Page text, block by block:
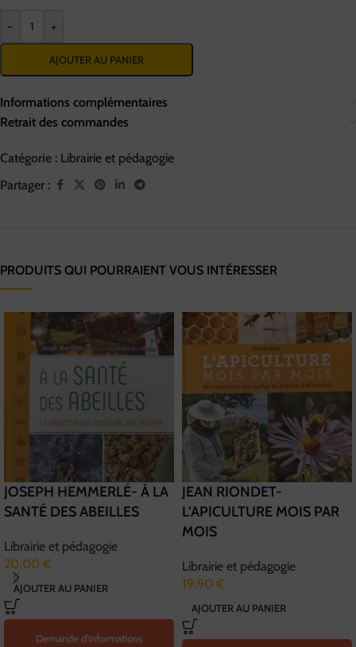
- +
AJOUTER AU PANIER
Informations complémentaires
Retrait des commandes
Catégorie : Librairie et pédagogie
Partager :
PRODUITS QUI POURRAIENT VOUS INTÉRESSER
JOSEPH HEMMERLÉ- À LA
SANTÉ DES ABEILLES
Librairie et pédagogie
20,00 €
AJOUTER AU PANIER
Demande d'informations
JEAN RIONDET-
L’APICULTURE MOIS PAR
MOIS
Librairie et pédagogie
19,90 €
AJOUTER AU PANIER